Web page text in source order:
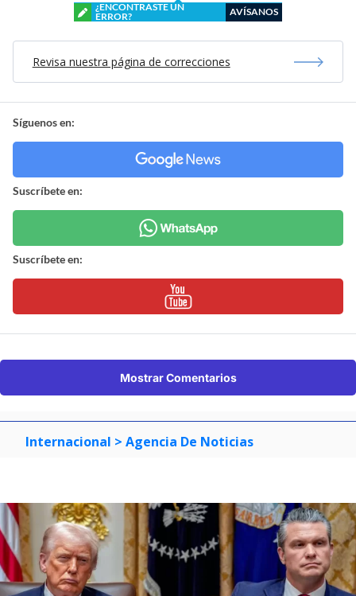
¿ENCONTRASTE UN
ERROR?
AVÍSANOS
Revisa nuestra página de correcciones
Síguenos en:
Suscríbete en:
Suscríbete en:
Mostrar Comentarios
Internacional > Agencia De Noticias